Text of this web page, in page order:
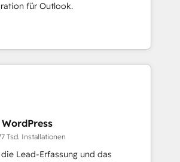
für Outlook.
Tsd. Installationen
Lead-Erfassung und das